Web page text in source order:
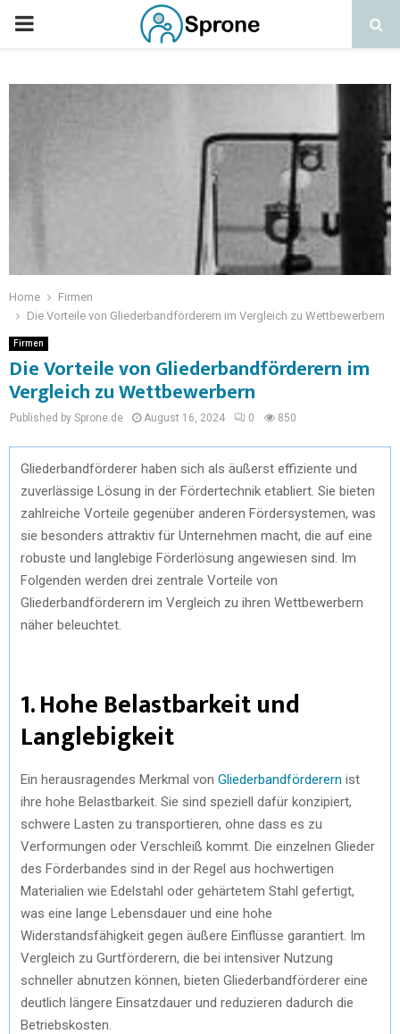
Home
Firmen
Die Vorteile von Gliederbandförderern im Vergleich zu Wettbewerbern
Firmen
Die Vorteile von Gliederbandförderern im
Vergleich zu Wettbewerbern
Published by Sprone.de August 16, 2024 0 850
Gliederbandförderer haben sich als äußerst effiziente und
zuverlässige Lösung in der Fördertechnik etabliert. Sie bieten
zahlreiche Vorteile gegenüber anderen Fördersystemen, was
sie besonders attraktiv für Unternehmen macht, die auf eine
robuste und langlebige Förderlösung angewiesen sind. Im
Folgenden werden drei zentrale Vorteile von
Gliederbandförderern im Vergleich zu ihren Wettbewerbern
näher beleuchtet.
1. Hohe Belastbarkeit und
Langlebigkeit
Ein herausragendes Merkmal von Gliederbandförderern ist
ihre hohe Belastbarkeit. Sie sind speziell dafür konzipiert,
schwere Lasten zu transportieren, ohne dass es zu
Verformungen oder Verschleiß kommt. Die einzelnen Glieder
des Förderbandes sind in der Regel aus hochwertigen
Materialien wie Edelstahl oder gehärtetem Stahl gefertigt,
was eine lange Lebensdauer und eine hohe
Widerstandsfähigkeit gegen äußere Einflüsse garantiert. Im
Vergleich zu Gurtförderern, die bei intensiver Nutzung
schneller abnutzen können, bieten Gliederbandförderer eine
deutlich längere Einsatzdauer und reduzieren dadurch die
Betriebskosten.